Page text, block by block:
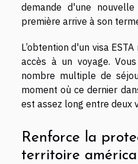
demande d'une
première arrive à son
L’obtention d'un visa
accès à un voyage.
nombre multiple de
moment où ce dernier
est assez long entre deux
Renforce la
territoire